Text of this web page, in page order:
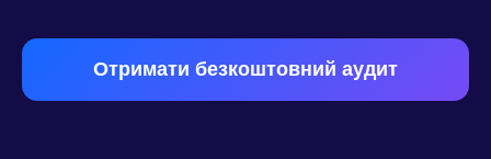
Отримати безкоштовний аудит